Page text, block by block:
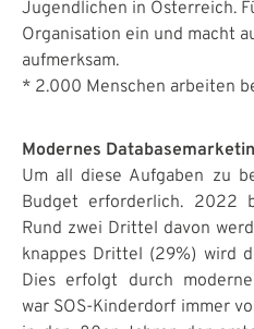
Jugendlichen in Österreich.
Organisation ein und macht
aufmerksam.
* 2.000 Menschen arbeiten
Modernes
Um all diese Aufgaben zu
Budget erforderlich. 2022
Rund zwei Drittel davon
knappes Drittel (29%) wird
Dies erfolgt durch
war SOS-Kinderdorf immer